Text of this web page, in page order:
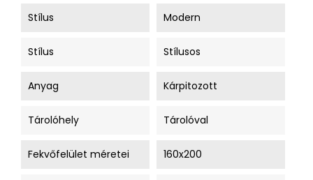
Stílus Modern
Stílus Stílusos
Anyag Kárpitozott
Tárolóhely Tárolóval
Fekvőfelület méretei 160x200